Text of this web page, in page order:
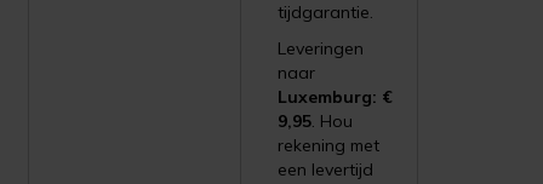
tijdgarantie.
Leveringen
naar
Luxemburg: €
9,95. Hou
rekening met
een levertijd